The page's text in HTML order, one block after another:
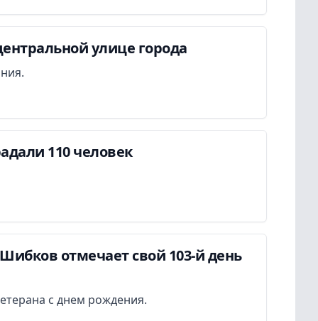
улице города
110 человек
отмечает свой 103-й день
с днем рождения.